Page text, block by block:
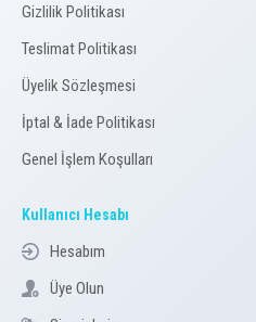
Gizlilik Politikası
Teslimat Politikası
Üyelik Sözleşmesi
İptal & İade Politikası
Genel İşlem Koşulları
Kullanıcı Hesabı
Hesabım
Üye Olun